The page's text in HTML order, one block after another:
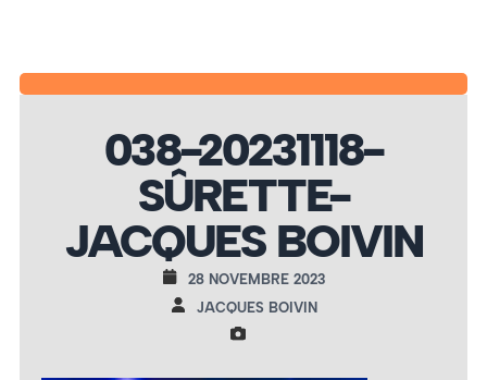
038-20231118-
SÛRETTE-
JACQUES BOIVIN
28 NOVEMBRE 2023
JACQUES BOIVIN